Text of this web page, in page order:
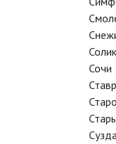
Сочи